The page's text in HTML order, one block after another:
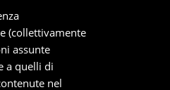
(collettivamente
assunte
a quelli di
nel